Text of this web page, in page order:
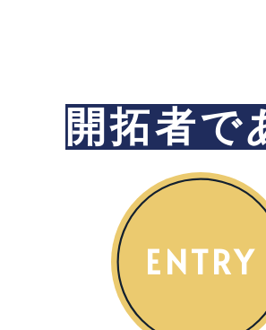
開拓者で
ENTRY